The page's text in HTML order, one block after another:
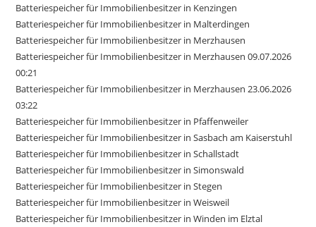
Batteriespeicher für Immobilienbesitzer in Kenzingen
Batteriespeicher für Immobilienbesitzer in Malterdingen
Batteriespeicher für Immobilienbesitzer in Merzhausen
Batteriespeicher für Immobilienbesitzer in Merzhausen 09.07.2026
00:21
Batteriespeicher für Immobilienbesitzer in Merzhausen 23.06.2026
03:22
Batteriespeicher für Immobilienbesitzer in Pfaffenweiler
Batteriespeicher für Immobilienbesitzer in Sasbach am Kaiserstuhl
Batteriespeicher für Immobilienbesitzer in Schallstadt
Batteriespeicher für Immobilienbesitzer in Simonswald
Batteriespeicher für Immobilienbesitzer in Stegen
Batteriespeicher für Immobilienbesitzer in Weisweil
Batteriespeicher für Immobilienbesitzer in Winden im Elztal